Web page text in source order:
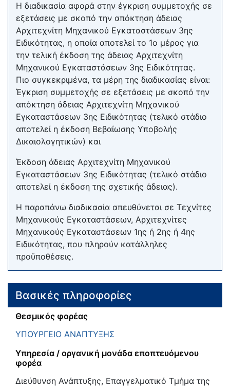
Η διαδικασία αφορά στην έγκριση συμμετοχής σε
εξετάσεις με σκοπό την απόκτηση άδειας
Αρχιτεχνίτη Μηχανικού Εγκαταστάσεων 3ης
Ειδικότητας, η οποία αποτελεί το 1ο μέρος για
την τελική έκδοση της άδειας Αρχιτεχνίτη
Μηχανικού Εγκαταστάσεων 3ης Ειδικότητας.
Πιο συγκεκριμένα, τα μέρη της διαδικασίας είναι:
Έγκριση συμμετοχής σε εξετάσεις με σκοπό την
απόκτηση άδειας Αρχιτεχνίτη Μηχανικού
Εγκαταστάσεων 3ης Ειδικότητας (τελικό στάδιο
αποτελεί η έκδοση Βεβαίωσης Υποβολής
Δικαιολογητικών) και
Έκδοση άδειας Αρχιτεχνίτη Μηχανικού
Εγκαταστάσεων 3ης Ειδικότητας (τελικό στάδιο
αποτελεί η έκδοση της σχετικής άδειας).
Η παραπάνω διαδικασία απευθύνεται σε Τεχνίτες
Μηχανικούς Εγκαταστάσεων, Αρχιτεχνίτες
Μηχανικούς Εγκαταστάσεων 1ης ή 2ης ή 4ης
Ειδικότητας, που πληρούν κατάλληλες
προϋποθέσεις.
Βασικές πληροφορίες
Θεσμικός φορέας
ΥΠΟΥΡΓΕΙΟ ΑΝΑΠΤΥΞΗΣ
Υπηρεσία / οργανική μονάδα εποπτευόμενου
φορέα
Διεύθυνση Ανάπτυξης, Επαγγελματικό Τμήμα της